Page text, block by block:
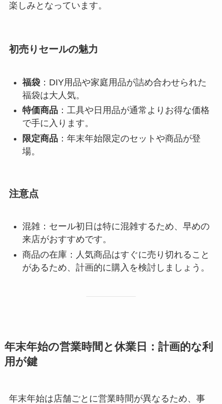
楽しみとなっています。
初売りセールの魅力
福袋：DIY用品や家庭用品が詰め合わせられた
福袋は大人気。
特価商品：工具や日用品が通常よりお得な価格
で手に入ります。
限定商品：年末年始限定のセットや商品が登
場。
注意点
混雑：セール初日は特に混雑するため、早めの
来店がおすすめです。
商品の在庫：人気商品はすぐに売り切れること
があるため、計画的に購入を検討しましょう。
年末年始の営業時間と休業日：計画的な利
用が鍵
年末年始は店舗ごとに営業時間が異なるため、事